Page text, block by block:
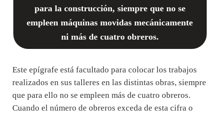
para la construcción, siempre que no se
empleen máquinas movidas mecánicamente
ni más de cuatro obreros.
Este epígrafe está facultado para colocar los trabajos
realizados en sus talleres en las distintas obras, siempre
que para ello no se empleen más de cuatro obreros.
Cuando el número de obreros exceda de esta cifra o